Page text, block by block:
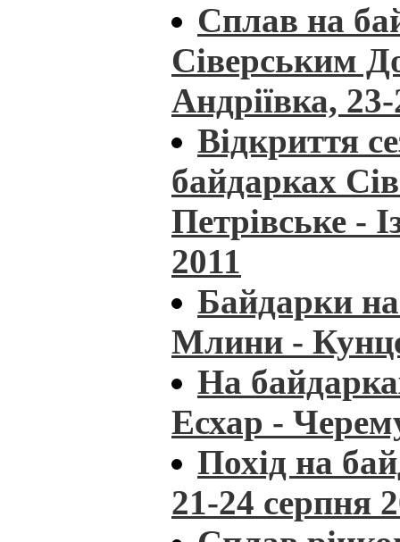
Сплав на
Сіверським
Андріївка,
Відкриття
байдарках
Петрівське -
2011
Байдарки
Млини -
На
Есхар -
Похід на
21-24 серпня